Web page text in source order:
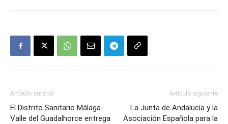
Artículo anterior
El Distrito Sanitario Málaga-
Valle del Guadalhorce entrega
Artículo siguiente
La Junta de Andalucía y la
Asociación Española para la